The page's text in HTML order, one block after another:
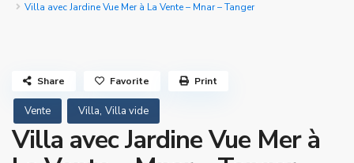
Villa avec Jardine Vue Mer à La Vente – Mnar – Tanger
Vente Villa, Villa vide
Villa avec Jardine Vue Mer à
Share Favorite Print